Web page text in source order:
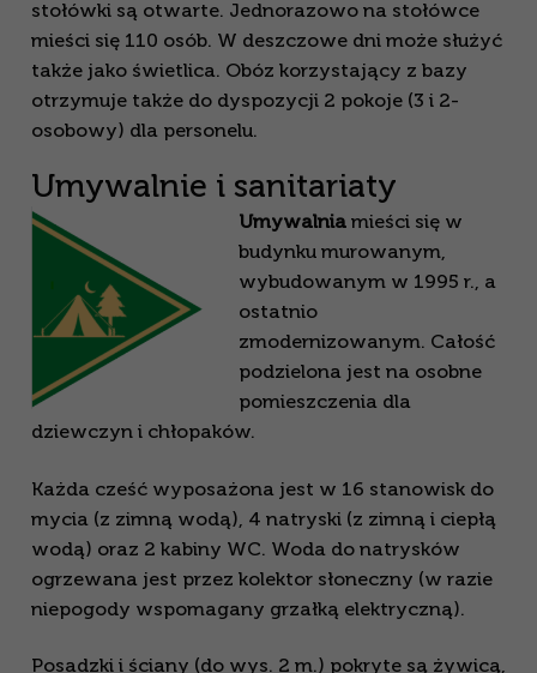
stołówki są otwarte. Jednorazowo na stołówce
mieści się 110 osób. W deszczowe dni może służyć
także jako świetlica. Obóz korzystający z bazy
otrzymuje także do dyspozycji 2 pokoje (3 i 2-
osobowy) dla personelu.
Umywalnie i sanitariaty
Umywalniamieści się w
budynku murowanym,
wybudowanym w 1995 r., a
ostatnio
zmodernizowanym. Całość
podzielona jest na osobne
pomieszczenia dla
dziewczyn i chłopaków.
Każda cześć wyposażona jest w 16 stanowisk do
mycia (z zimną wodą), 4 natryski (z zimną i ciepłą
wodą) oraz 2 kabiny WC. Woda do natrysków
ogrzewana jest przez kolektor słoneczny (w razie
niepogody wspomagany grzałką elektryczną).
Posadzki i ściany (do wys. 2 m.) pokryte są żywicą,